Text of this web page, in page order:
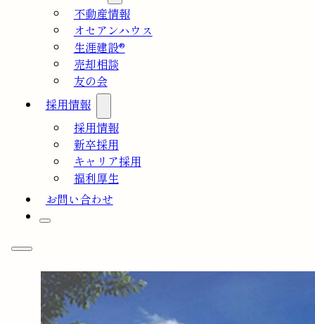
不動産情報
オセアンハウス
生涯建設®
売却相談
友の会
採用情報
採用情報
新卒採用
キャリア採用
福利厚生
お問い合わせ